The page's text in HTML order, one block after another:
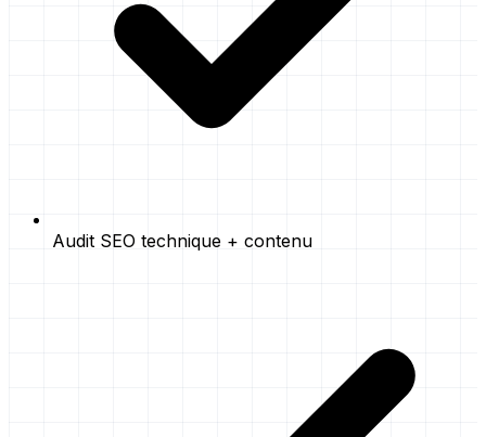
Audit SEO technique + contenu